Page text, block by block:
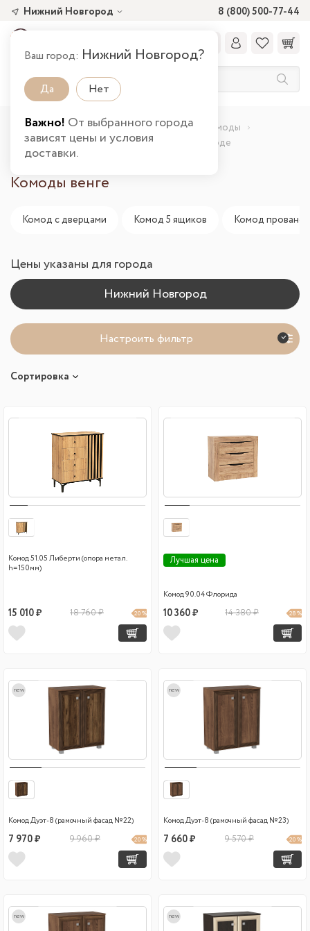
8 (800) 500-77-44
Нижний Новгород
Ваш город: Нижний Новгород?
Да Нет
Важно! От выбранного города
зависят цены и условия
доставки.
Главная Каталог товаров Спальня
Комоды
Подборки
Комод венге в Нижнем Новгороде
Комоды венге
Комод с дверцами Комод 5 ящиков Комод прованс
Цены указаны для города
Настроить фильтр
Сортировка
Комод 51.05 Либерти (опора метал.
h=150мм)
15 010 ₽ 18 760 ₽ 20 %
Лучшая цена
Комод 90.04 Флорида
10 360 ₽ 14 380 ₽ 28 %
new
Комод Дуэт-8 (рамочный фасад №22)
7 970 ₽ 9 960 ₽ 20 %
new
Комод Дуэт-8 (рамочный фасад №23)
7 660 ₽ 9 570 ₽ 20 %
new new